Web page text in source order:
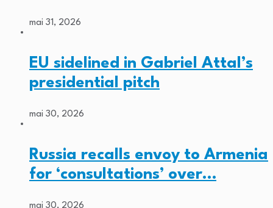
mai 31, 2026
EU sidelined in Gabriel Attal’s
presidential pitch
mai 30, 2026
Russia recalls envoy to Armenia
for ‘consultations’ over…
mai 30, 2026